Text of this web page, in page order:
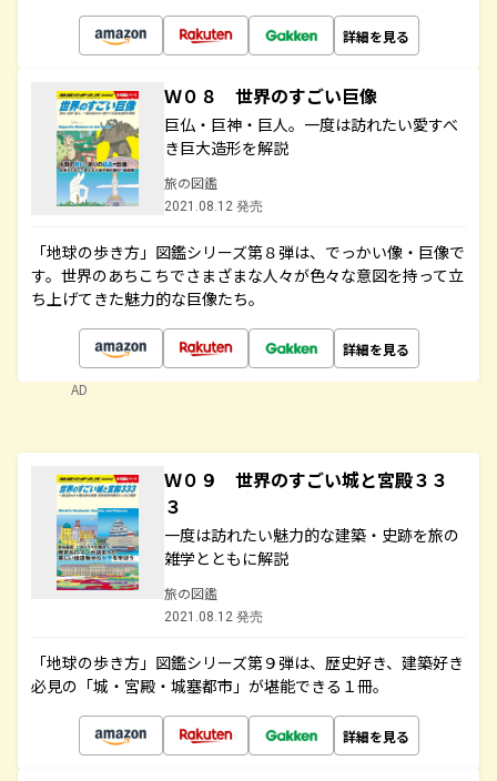
詳細を見る
Ｗ０８ 世界のすごい巨像
巨仏・巨神・巨人。一度は訪れたい愛すべ
き巨大造形を解説
旅の図鑑
2021.08.12 発売
「地球の歩き方」図鑑シリーズ第８弾は、でっかい像・巨像で
す。世界のあちこちでさまざまな人々が色々な意図を持って立
ち上げてきた魅力的な巨像たち。
詳細を見る
AD
Ｗ０９ 世界のすごい城と宮殿３３
３
一度は訪れたい魅力的な建築・史跡を旅の
雑学とともに解説
旅の図鑑
2021.08.12 発売
「地球の歩き方」図鑑シリーズ第９弾は、歴史好き、建築好き
必見の「城・宮殿・城塞都市」が堪能できる１冊。
詳細を見る